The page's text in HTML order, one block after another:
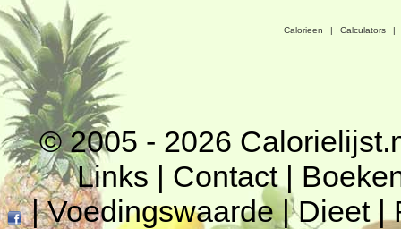
Calorieen | Calculators |
© 2005 - 2026
Links | Contact|
|Voedingswaarde|Dieet|